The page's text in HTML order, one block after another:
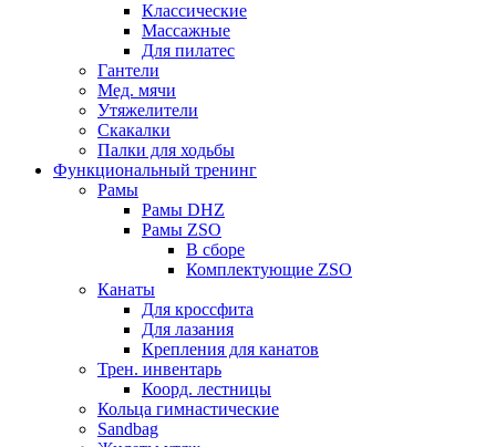
Классические
Массажные
Для пилатес
Гантели
Мед. мячи
Утяжелители
Скакалки
Палки для ходьбы
Функциональный тренинг
Рамы
Рамы DHZ
Рамы ZSO
В сборе
Комплектующие ZSO
Канаты
Для кроссфита
Для лазания
Крепления для канатов
Трен. инвентарь
Коорд. лестницы
Кольца гимнастические
Sandbag